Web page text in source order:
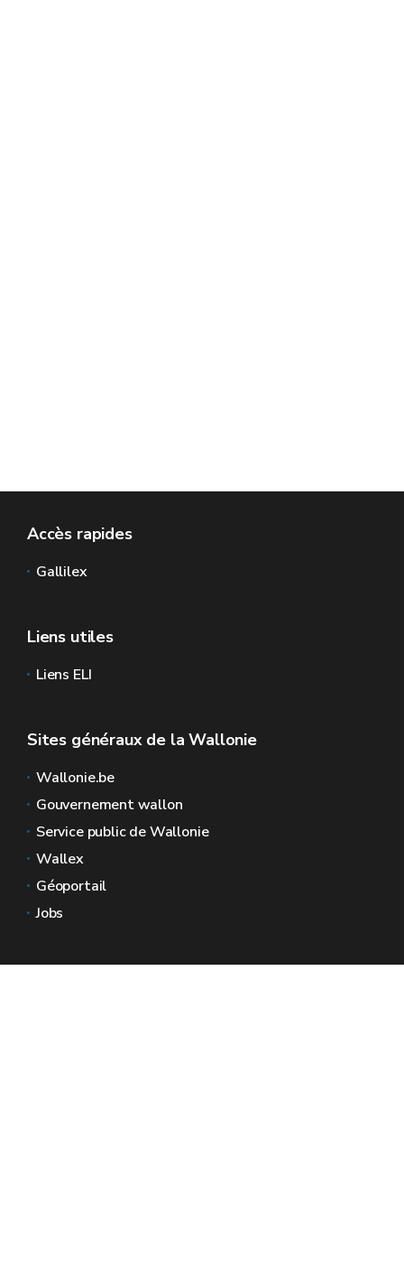
Accès rapides
Gallilex
Liens utiles
Liens ELI
Sites généraux de la Wallonie
Wallonie.be
Gouvernement wallon
Service public de Wallonie
Wallex
Géoportail
Jobs